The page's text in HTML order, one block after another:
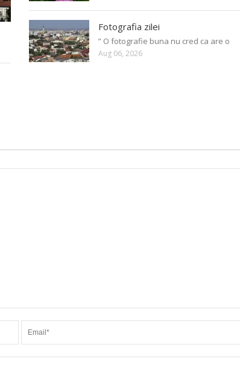
Fotografia zilei
” O fotografie buna nu cred ca are o
Aug 06, 2026